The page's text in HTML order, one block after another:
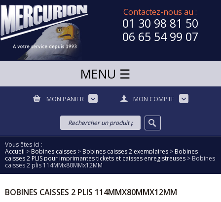
Contactez-nous au :
01 30 98 81 50
06 65 54 99 07
MON PANIER MON COMPTE
Vous êtes ici :
Accueil > Bobines caisses > Bobines caisses 2 exemplaires > Bobines
caisses 2 PLIS pour imprimantes tickets et caisses enregistreuses > Bobines
caisses 2 plis 114MMx80MMx12MM
BOBINES CAISSES 2 PLIS 114MMX80MMX12MM